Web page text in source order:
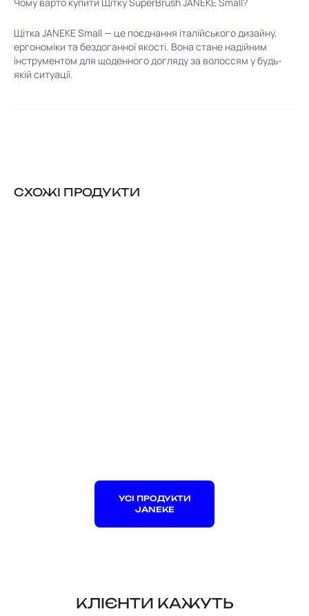
Чому варто купити Щітку SuperBrush JANEKE Small?
Щітка JANEKE Small — це поєднання італійського дизайну,
ергономіки та бездоганної якості. Вона стане надійним
інструментом для щоденного догляду за волоссям у будь-
якій ситуації.
CХОЖІ ПРОДУКТИ
УСІ ПРОДУКТИ
JANEKE
КЛІЄНТИ КАЖУТЬ